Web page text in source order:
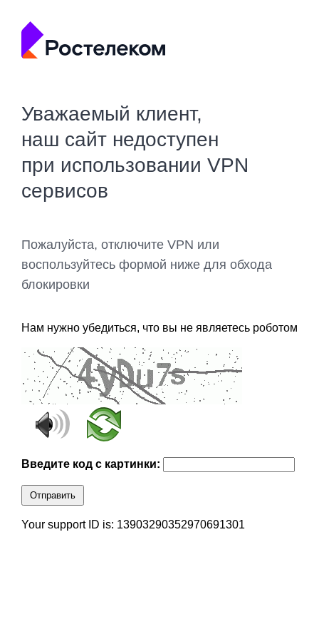
Уважаемый клиент,
наш сайт недоступен
при использовании VPN
сервисов
Пожалуйста, отключите VPN или
воспользуйтесь формой ниже для обхода
блокировки
Нам нужно убедиться, что вы не являетесь роботом
Введите код с картинки:
Отправить
Your support ID is: 13903290352970691301